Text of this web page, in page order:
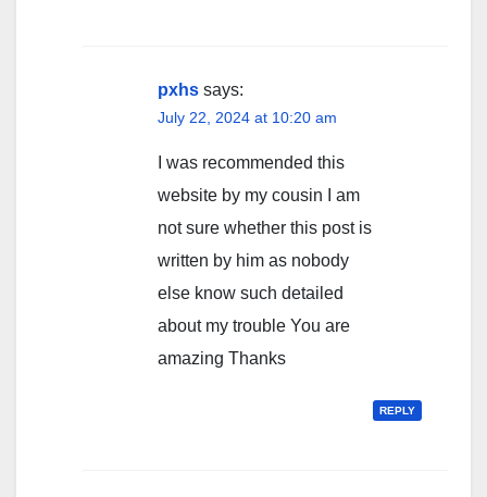
pxhs says:
July 22, 2024 at 10:20 am
I was recommended this
website by my cousin I am
not sure whether this post is
written by him as nobody
else know such detailed
about my trouble You are
amazing Thanks
REPLY